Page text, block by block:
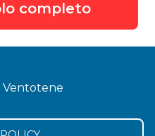
completo
Ventotene